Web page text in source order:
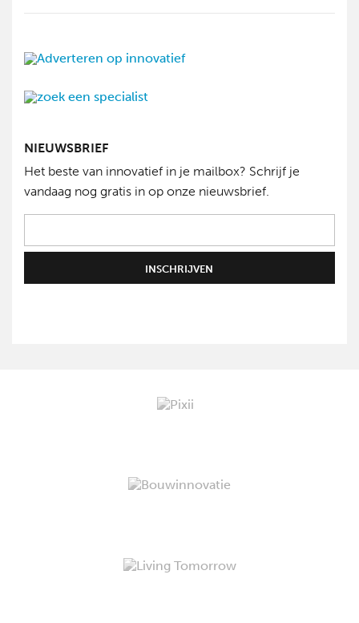
NIEUWSBRIEF
Het beste van innovatief in je mailbox? Schrijf je
vandaag nog gratis in op onze nieuwsbrief.